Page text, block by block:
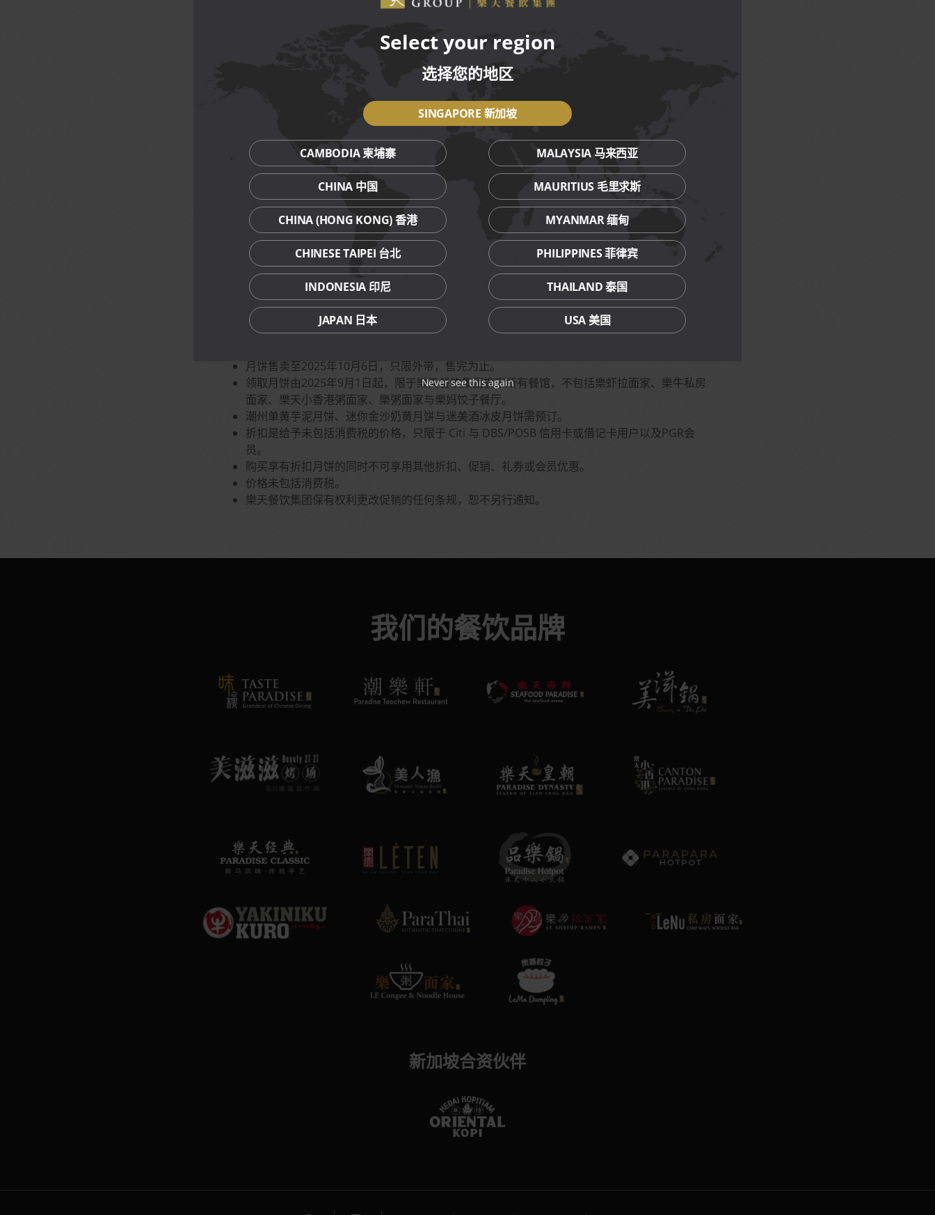
芝士流心
巧克力流心
迷你美酒冰皮月饼 (8粒)(各两粒)
柚子清酒栗子
樱桃白兰地白莲蓉
白桃气泡酒白莲蓉
荔枝香槟栗子
此处 查看宣传册。
Terms and Conditions
月饼售卖至2025年10月6日，只限外带，售完为止。
领取月饼由2025年9月1日起，限于樂天餐饮集团旗下所有餐馆，不包括樂虾拉面家、樂牛私房
面家、樂天小香港粥面家、樂粥面家与樂妈饺子餐厅。
潮州单黄芋泥月饼、迷你金沙奶黄月饼与迷美酒冰皮月饼需预订。
折扣是给予未包括消费税的价格，只限于 Citi 与 DBS/POSB 信用卡或借记卡用户以及PGR会
员。
购买享有折扣月饼的同时不可享用其他折扣、促销、礼券或会员优惠。
价格未包括消费税。
樂天餐饮集团保有权利更改促销的任何条规，恕不另行通知。
我们的餐饮品牌
新加坡合资伙伴
Select your region
选择您的地区
SINGAPORE 新加坡
CAMBODIA 柬埔寨
CHINA 中国
CHINA (HONG KONG) 香港
CHINESE TAIPEI 台北
INDONESIA 印尼
JAPAN 日本
MALAYSIA 马来西亚
MAURITIUS 毛里求斯
MYANMAR 缅甸
PHILIPPINES 菲律宾
THAILAND 泰国
USA 美国
Never see this again